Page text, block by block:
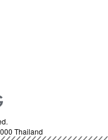
Thailand